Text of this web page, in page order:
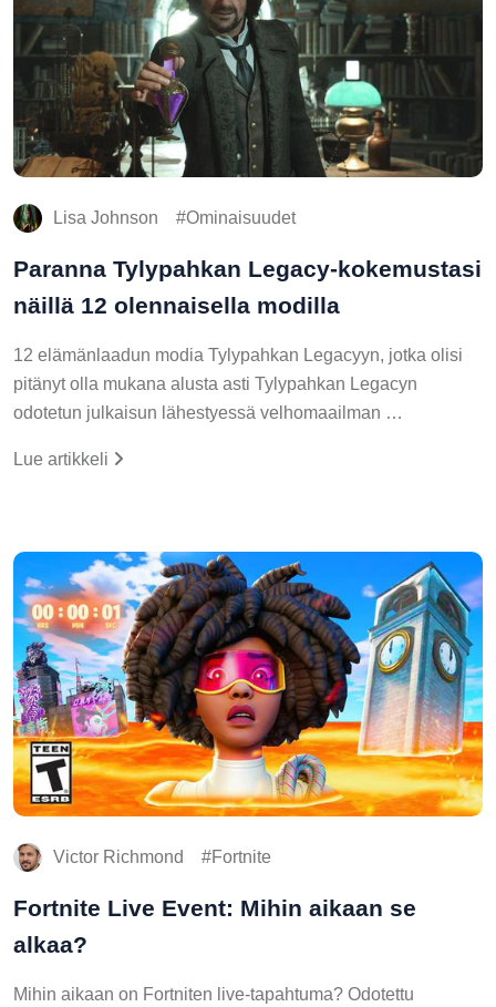
Lisa Johnson Ominaisuudet
Paranna Tylypahkan Legacy-kokemustasi
näillä 12 olennaisella modilla
12 elämänlaadun modia Tylypahkan Legacyyn, jotka olisi
pitänyt olla mukana alusta asti Tylypahkan Legacyn
odotetun julkaisun lähestyessä velhomaailman …
Lue artikkeli
Victor Richmond Fortnite
Fortnite Live Event: Mihin aikaan se
alkaa?
Mihin aikaan on Fortniten live-tapahtuma? Odotettu